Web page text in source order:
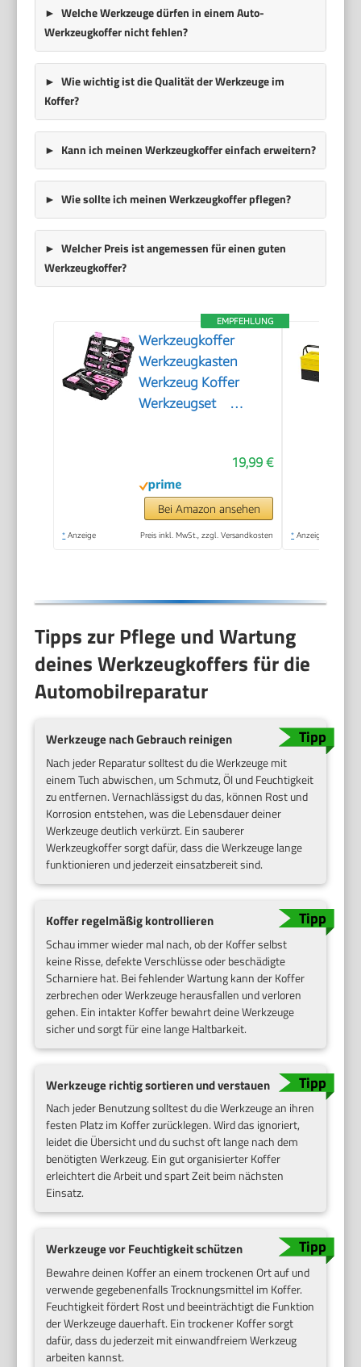
Welche Werkzeuge dürfen in einem Auto-
Werkzeugkoffer nicht fehlen?
Wie wichtig ist die Qualität der Werkzeuge im
Koffer?
Kann ich meinen Werkzeugkoffer einfach erweitern?
Wie sollte ich meinen Werkzeugkoffer pflegen?
Welcher Preis ist angemessen für einen guten
Werkzeugkoffer?
EMPFEHLUNG
Werkzeugkoffer
Werkzeugkasten
Werkzeug Koffer
Werkzeugset
Bestückt 42-tlg.
Universal Komplett
mit Werkzeuge
19,99 €
Bei Amazon ansehen
* Anzeige Preis inkl. MwSt., zzgl. Versandkosten * Anzeige
Tipps zur Pflege und Wartung
deines Werkzeugkoffers für die
Automobilreparatur
Werkzeuge nach Gebrauch reinigen
Nach jeder Reparatur solltest du die Werkzeuge mit
einem Tuch abwischen, um Schmutz, Öl und Feuchtigkeit
zu entfernen. Vernachlässigst du das, können Rost und
Korrosion entstehen, was die Lebensdauer deiner
Werkzeuge deutlich verkürzt. Ein sauberer
Werkzeugkoffer sorgt dafür, dass die Werkzeuge lange
funktionieren und jederzeit einsatzbereit sind.
Koffer regelmäßig kontrollieren
Schau immer wieder mal nach, ob der Koffer selbst
keine Risse, defekte Verschlüsse oder beschädigte
Scharniere hat. Bei fehlender Wartung kann der Koffer
zerbrechen oder Werkzeuge herausfallen und verloren
gehen. Ein intakter Koffer bewahrt deine Werkzeuge
sicher und sorgt für eine lange Haltbarkeit.
Werkzeuge richtig sortieren und verstauen
Nach jeder Benutzung solltest du die Werkzeuge an ihren
festen Platz im Koffer zurücklegen. Wird das ignoriert,
leidet die Übersicht und du suchst oft lange nach dem
benötigten Werkzeug. Ein gut organisierter Koffer
erleichtert die Arbeit und spart Zeit beim nächsten
Einsatz.
Werkzeuge vor Feuchtigkeit schützen
Bewahre deinen Koffer an einem trockenen Ort auf und
verwende gegebenenfalls Trocknungsmittel im Koffer.
Feuchtigkeit fördert Rost und beeinträchtigt die Funktion
der Werkzeuge dauerhaft. Ein trockener Koffer sorgt
dafür, dass du jederzeit mit einwandfreiem Werkzeug
arbeiten kannst.